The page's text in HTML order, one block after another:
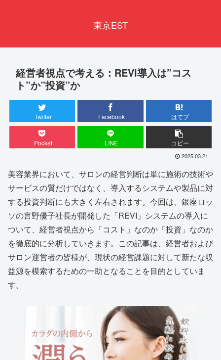
東京EST
経営者視点で考える：REVI導入は”コス
ト”か”投資”か
Twitter Facebook はてブ
Pocket LINE コピー
2025.03.21
美容業界において、サロンの経営判断は単に施術の技術や
サービスの質だけではなく、導入するシステムや製品に対
する投資判断にも大きく左右されます。今回は、銀座ロッ
ソの言野優子社長が開発した「REVI」システムの導入に
ついて、経営者視点から「コスト」なのか「投資」なのか
を徹底的に分析していきます。この記事は、経営者および
サロン運営者の皆様が、現状の経営課題に対して新たな収
益源を模索するための一助となることを目的としていま
す。